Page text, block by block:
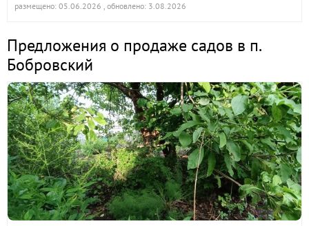
размещено: 05.06.2026 , обновлено: 3.08.2026
Предложения о продаже садов в п.
Бобровский